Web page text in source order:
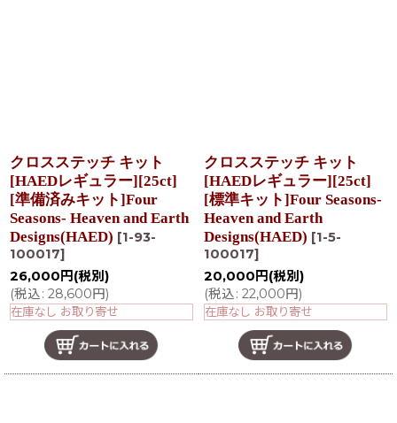
クロスステッチ キット
[HAEDレギュラー][25ct]
[準備済みキット]Four
Seasons- Heaven and Earth
Designs(HAED) [1-93-
100017]
26,000 円 (税別)
(税込: 28,600円)
在庫なし お取り寄せ
クロスステッチ キット
[HAEDレギュラー][25ct]
[標準キット]Four Seasons-
Heaven and Earth
Designs(HAED) [1-5-
100017]
20,000 円 (税別)
(税込: 22,000円)
在庫なし お取り寄せ